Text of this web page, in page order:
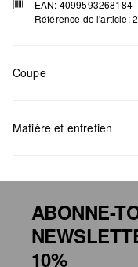
EAN: 4099593268184
Référence de l'article:
Coupe
Matière et entretien
ABONNE-
10%